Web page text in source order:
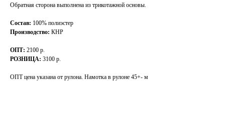
Обратная сторона выполнена из трикотажной основы.
Состав: 100% полиэстер
Производство: КНР
ОПТ: 2100 р.
РОЗНИЦА: 3100 р.
ОПТ цена указана от рулона. Намотка в рулоне 45+- м